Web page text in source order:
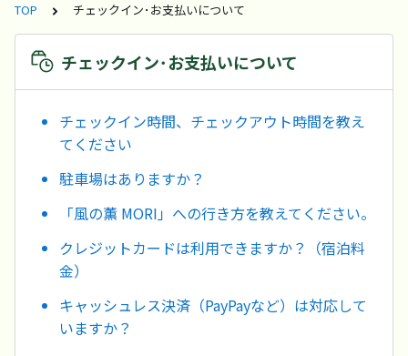
TOP チェックイン･お支払いについて
チェックイン･お支払いについて
チェックイン時間、チェックアウト時間を教え
てください
駐車場はありますか？
「風の薫 MORI」への行き方を教えてください。
クレジットカードは利用できますか？（宿泊料
金）
キャッシュレス決済（PayPayなど）は対応して
いますか？